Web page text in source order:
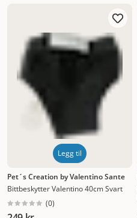
Legg til
Pet´s Creation by Valentino Sante
Bittbeskytter Valentino 40cm Svart
(0)